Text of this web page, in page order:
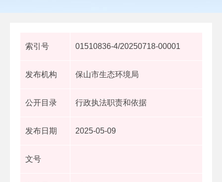
索引号 01510836-4/20250718-00001
发布机构 保山市生态环境局
公开目录 行政执法职责和依据
发布日期 2025-05-09
文号